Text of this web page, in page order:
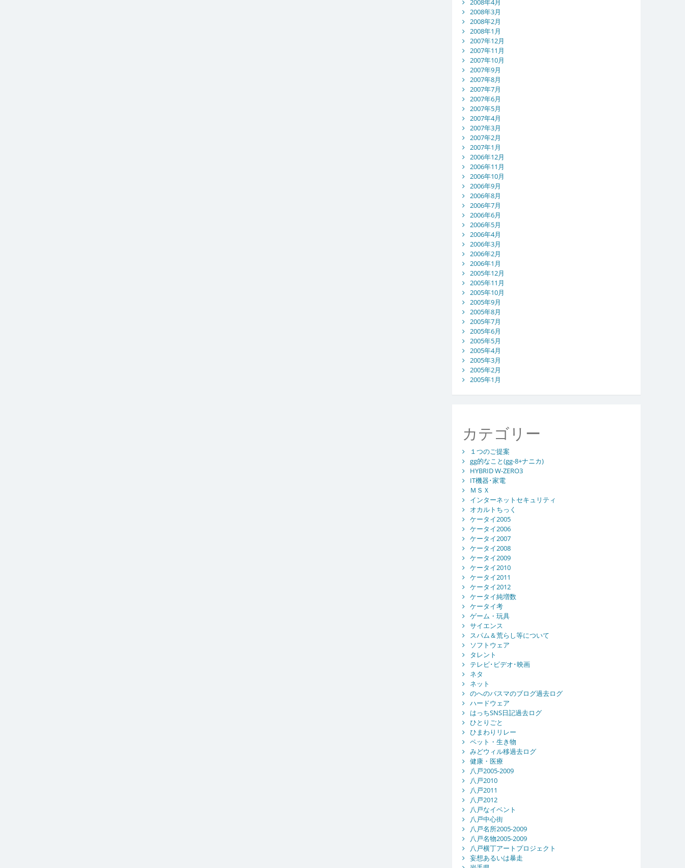
2008年3月
2008年2月
2008年1月
2007年12月
2007年11月
2007年10月
2007年9月
2007年8月
2007年7月
2007年6月
2007年5月
2007年4月
2007年3月
2007年2月
2007年1月
2006年12月
2006年11月
2006年10月
2006年9月
2006年8月
2006年7月
2006年6月
2006年5月
2006年4月
2006年3月
2006年2月
2006年1月
2005年12月
2005年11月
2005年10月
2005年9月
2005年8月
2005年7月
2005年6月
2005年5月
2005年4月
2005年3月
2005年2月
2005年1月
カテゴリー
１つのご提案
gg的なこと(gg-8+ナニカ)
HYBRID W-ZERO3
IT機器･家電
ＭＳＸ
インターネットセキュリティ
オカルトちっく
ケータイ2005
ケータイ2006
ケータイ2007
ケータイ2008
ケータイ2009
ケータイ2010
ケータイ2011
ケータイ2012
ケータイ純増数
ケータイ考
ゲーム・玩具
サイエンス
スパム＆荒らし等について
ソフトウェア
タレント
テレビ･ビデオ･映画
ネタ
ネット
のへのバスマのブログ過去ログ
ハードウェア
はっちSNS日記過去ログ
ひとりごと
ひまわりリレー
ペット・生き物
みどウィル移過去ログ
健康・医療
八戸2005-2009
八戸2010
八戸2011
八戸2012
八戸なイベント
八戸中心街
八戸名所2005-2009
八戸名物2005-2009
八戸横丁アートプロジェクト
妄想あるいは暴走